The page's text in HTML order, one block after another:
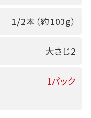
1/2本（約100g）
大さじ2
1パック